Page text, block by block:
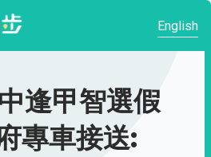
English
逢甲智選假
專車接送: